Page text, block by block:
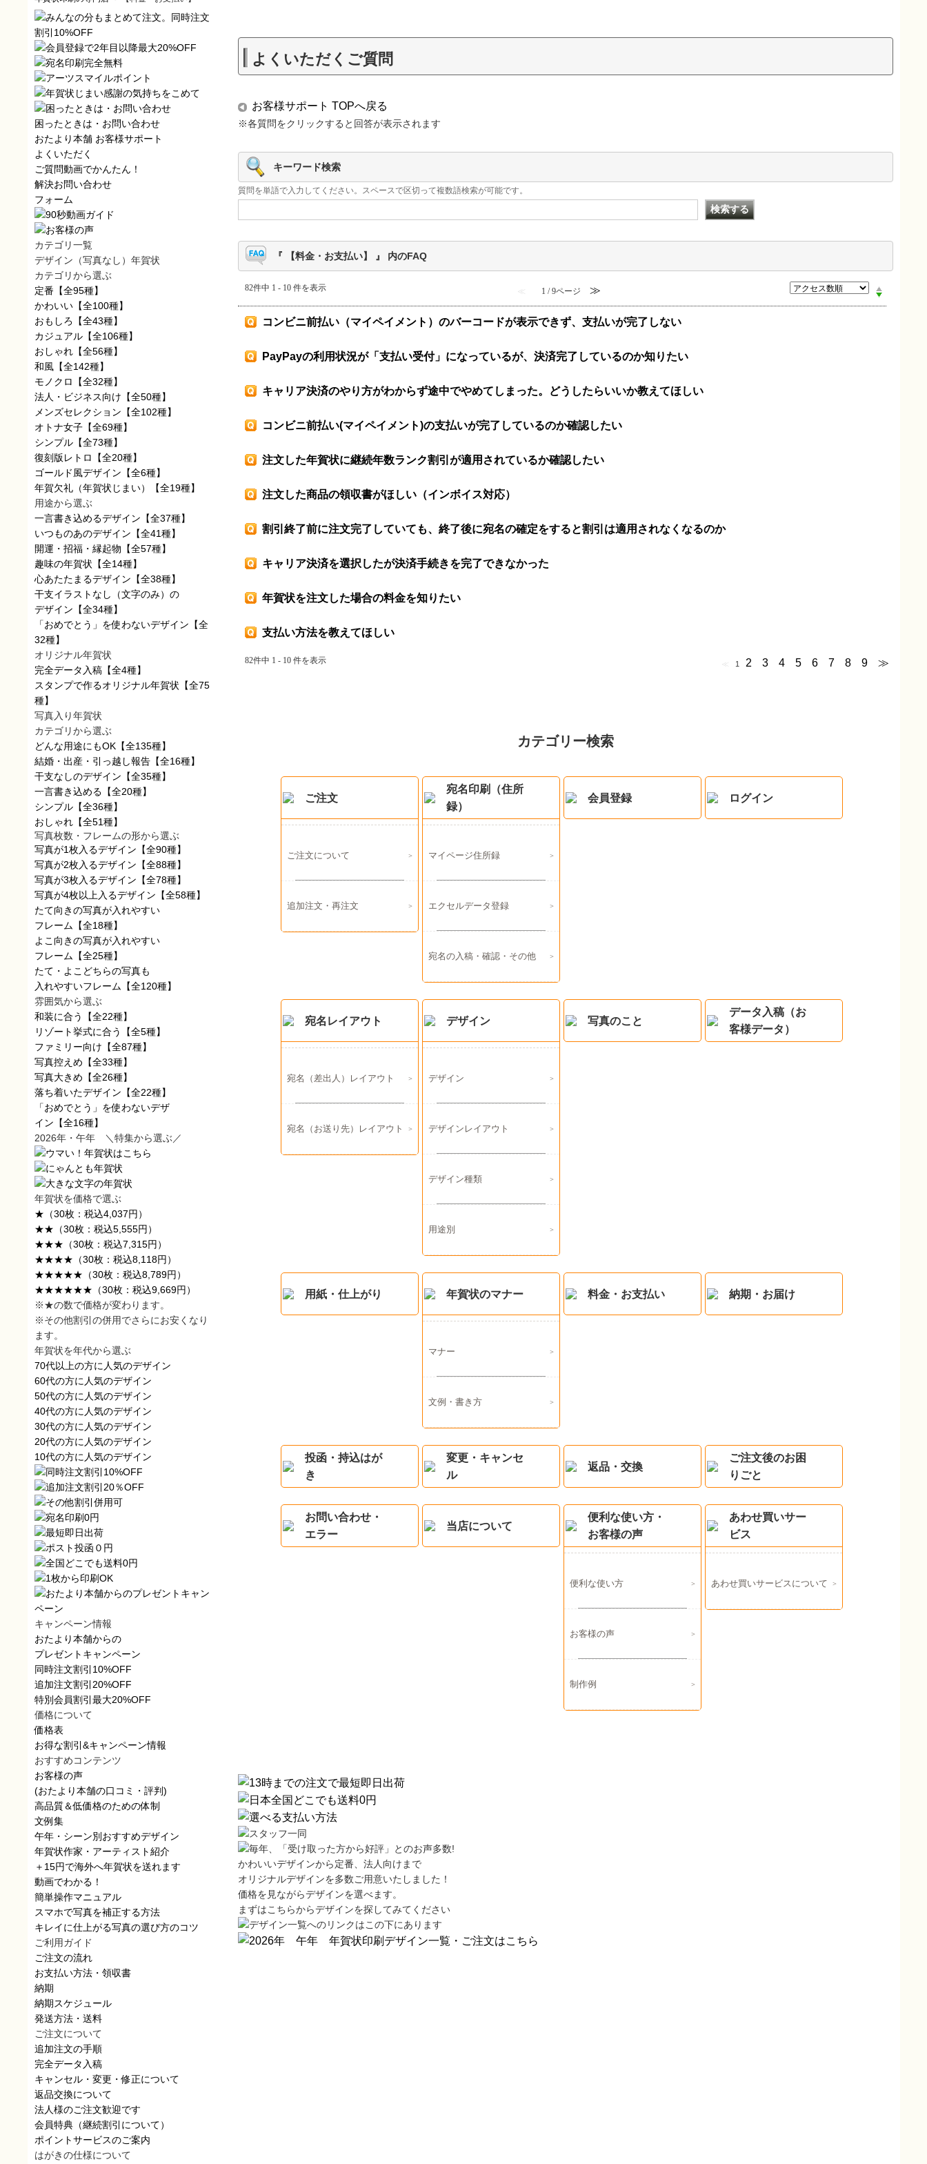
困ったときは・お問い合わせ
おたより本舗 お客様サポート
よくいただく
ご質問動画でかんたん！
解決お問い合わせ
フォーム
カテゴリ一覧
デザイン（写真なし）年賀状
カテゴリから選ぶ
定番 【全95種】
かわいい【全100種】
おもしろ 【全43種】
カジュアル【全106種】
おしゃれ【全56種】
和風【全142種】
モノクロ 【全32種】
法人・ビジネス向け 【全50種】
メンズセレクション 【全102種】
オトナ女子【全69種】
シンプル【全73種】
復刻版レトロ 【全20種】
ゴールド風デザイン 【全6種】
年賀欠礼（年賀状じまい）
【全19種】
用途から選ぶ
一言書き込めるデザイン 【全37種】
いつものあのデザイン 【全41種】
開運・招福・縁起物 【全57種】
趣味の年賀状 【全14種】
心あたたまるデザイン 【全38種】
干支イラストなし（文字のみ）の
デザイン 【全34種】
「おめでとう」を使わないデザイン 【全
32種】
オリジナル年賀状
完全データ入稿【全4種】
スタンプで作るオリジナル年賀状 【全75
種】
写真入り年賀状
カテゴリから選ぶ
どんな用途にもOK【全135種】
結婚・出産・引っ越し報告【全16種】
干支なしのデザイン 【全35種】
一言書き込める 【全20種】
シンプル【全36種】
おしゃれ【全51種】
写真枚数・フレームの形から選ぶ
写真が1枚入るデザイン 【全90種】
写真が2枚入るデザイン 【全88種】
写真が3枚入るデザイン 【全78種】
写真が4枚以上入るデザイン 【全58種】
たて向きの写真が入れやすい
フレーム 【全18種】
よこ向きの写真が入れやすい
フレーム 【全25種】
たて・よこどちらの写真も
入れやすいフレーム 【全120種】
雰囲気から選ぶ
和装に合う
【全22種】
リゾート挙式に合う
【全5種】
ファミリー向け 【全87種】
写真控えめ 【全33種】
写真大きめ 【全26種】
落ち着いたデザイン 【全22種】
「おめでとう」を使わないデザ
イン 【全16種】
2026年・午年 ＼特集から選ぶ／
年賀状を価格で選ぶ
★ （30枚：税込4,037円）
★★ （30枚：税込5,555円）
★★★ （30枚：税込7,315円）
★★★★ （30枚：税込8,118円）
★★★★★ （30枚：税込8,789円）
★★★★★★ （30枚：税込9,669円）
※★の数で価格が変わります。
※その他割引の併用でさらにお安くなり
ます。
年賀状を年代から選ぶ
70代以上の方に人気のデザイン
60代の方に人気のデザイン
50代の方に人気のデザイン
40代の方に人気のデザイン
30代の方に人気のデザイン
20代の方に人気のデザイン
10代の方に人気のデザイン
キャンペーン情報
おたより本舗からの
プレゼントキャンペーン
同時注文割引10%OFF
追加注文割引20%OFF
特別会員割引最大20%OFF
価格について
価格表
お得な割引&キャンペーン情報
おすすめコンテンツ
お客様の声
(おたより本舗の口コミ・評判)
高品質＆低価格のための体制
文例集
午年・シーン別おすすめデザイン
年賀状作家・アーティスト紹介
＋15円で海外へ年賀状を送れます
動画でわかる！
簡単操作マニュアル
スマホで写真を補正する方法
キレイに仕上がる写真の選び方のコツ
ご利用ガイド
ご注文の流れ
お支払い方法・領収書
納期
納期スケジュール
発送方法・送料
ご注文について
追加注文の手順
完全データ入稿
キャンセル・変更・修正について
返品交換について
法人様のご注文歓迎です
会員特典（継続割引について）
ポイントサービスのご案内
はがきの仕様について
よくいただくご質問
お客様サポート TOPへ戻る
※各質問をクリックすると回答が表示されます
キーワード検索
質問を単語で入力してください。スペースで区切って複数語検索が可能です。
『 【料金・お支払い】 』 内のFAQ
82件中 1 - 10 件を表示 ≪ 1 / 9ページ ≫
コンビニ前払い（マイペイメント）のバーコードが表示できず、支払いが完了しない
PayPayの利用状況が「支払い受付」になっているが、決済完了しているのか知りたい
キャリア決済のやり方がわからず途中でやめてしまった。どうしたらいいか教えてほしい
コンビニ前払い(マイペイメント)の支払いが完了しているのか確認したい
注文した年賀状に継続年数ランク割引が適用されているか確認したい
注文した商品の領収書がほしい（インボイス対応）
割引終了前に注文完了していても、終了後に宛名の確定をすると割引は適用されなくなるのか
キャリア決済を選択したが決済手続きを完了できなかった
年賀状を注文した場合の料金を知りたい
支払い方法を教えてほしい
82件中 1 - 10 件を表示 1 2 3 4 5 6 7 8 9 ≫
カテゴリー検索
ご注文
ご注文について
追加注文・再注文
宛名印刷（住所
録）
マイページ住所録
エクセルデータ登録
宛名の入稿・確認・その他
会員登録 ログイン
宛名レイアウト
宛名（差出人）レイアウト
宛名（お送り先）レイアウト
デザイン
デザイン
デザインレイアウト
デザイン種類
用途別
写真のこと
データ入稿（お
客様データ）
用紙・仕上がり 年賀状のマナー
マナー
文例・書き方
料金・お支払い 納期・お届け
投函・持込はが
き
変更・キャンセ
ル
返品・交換
ご注文後のお困
りごと
お問い合わせ・
エラー
当店について
便利な使い方・
お客様の声
便利な使い方
お客様の声
制作例
あわせ買いサー
ビス
あわせ買いサービスについて
かわいいデザインから定番、法人向けまで
オリジナルデザインを多数ご用意いたしました！
価格を見ながらデザインを選べます。
まずはこちらからデザインを探してみてください